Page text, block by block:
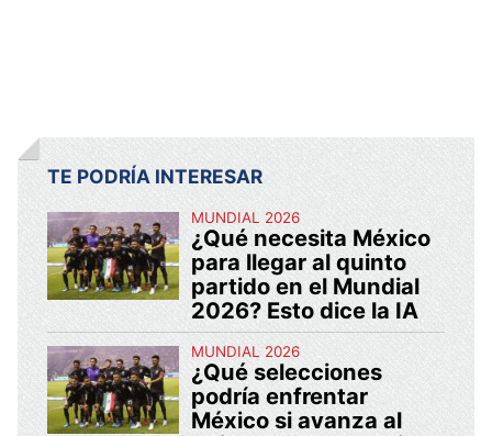
TE PODRÍA INTERESAR
MUNDIAL 2026
¿Qué necesita México
para llegar al quinto
partido en el Mundial
2026? Esto dice la IA
MUNDIAL 2026
¿Qué selecciones
podría enfrentar
México si avanza al